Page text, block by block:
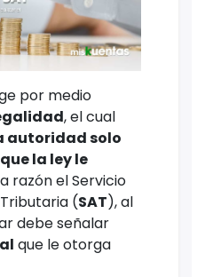
por medio
, el cual
autoridad solo
la ley le
razón el Servicio
(SAT), al
debe señalar
que le otorga